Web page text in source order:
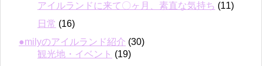
アイルランドに来て〇ヶ月、素直な気持ち (11)
日常 (16)
●milyのアイルランド紹介 (30)
観光地・イベント (19)